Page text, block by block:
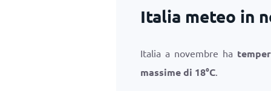
Italia meteo in
Italia a novembre ha
massime di 18°C.